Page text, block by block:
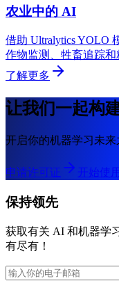
农业中的 AI
借助 Ultralytics YOLO
作物监测、牲畜追踪和
了解更多
让我们一起构
开启你的机器学习未来
申请许可证 开始使用
保持领先
获取有关 AI 和机器学
有尽有！